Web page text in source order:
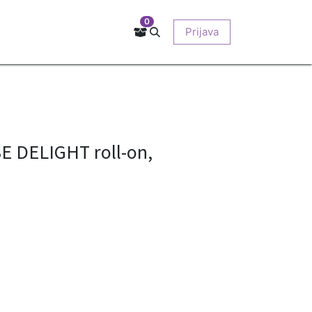
Prodajna mjesta EU-projekti
0
Prijava
DELIGHT roll-on,